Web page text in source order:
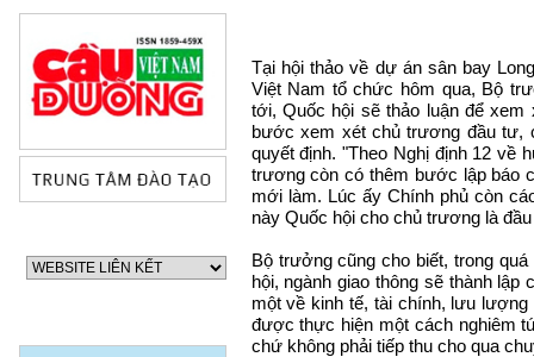
Tại hội thảo về dự án sân bay
Việt Nam tổ chức hôm qua, Bộ
tới, Quốc hội sẽ thảo luận để
bước xem xét chủ trương đầu tư,
quyết định. "Theo Nghị định 12 về
trương còn có thêm bước lập báo
mới làm. Lúc ấy Chính phủ còn
này Quốc hội cho chủ trương là
Bộ trưởng cũng cho biết, trong
hội, ngành giao thông sẽ thành
một về kinh tế, tài chính, lưu
được thực hiện một cách nghiêm
chứ không phải tiếp thu cho qua